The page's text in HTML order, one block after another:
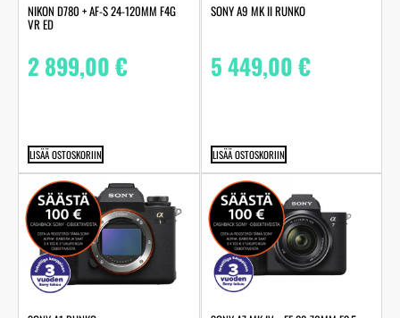
NIKON D780 + AF-S 24-120MM F4G
VR ED
2 899,00€
LISÄÄ OSTOSKORIIN
SONY A9 MK II RUNKO
5 449,00€
LISÄÄ OSTOSKORIIN